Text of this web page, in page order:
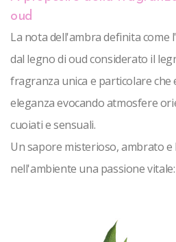
oud
La nota dell'ambra definita come
dal legno di oud considerato il
fragranza unica e particolare che
eleganza evocando atmosfere
cuoiati e sensuali.
Un sapore misterioso, ambrato
nell'ambiente una passione vitale: